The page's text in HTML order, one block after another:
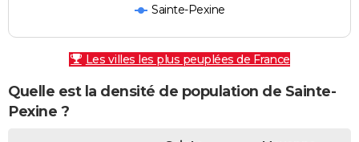
Sainte-Pexine
Les villes les plus peuplées de France
Quelle est la densité de population de Sainte-
Pexine ?